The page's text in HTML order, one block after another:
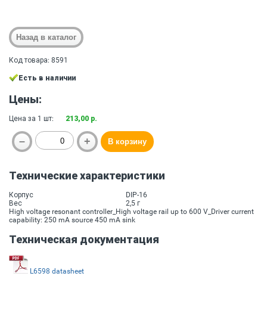
Код товара: 8591
Есть в наличии
Цены:
Цена за 1 шт: 213,00 р.
Технические характеристики
Корпус
DIP-16
Вес
2,5 г
High voltage resonant controller_High voltage rail up to 600 V_Driver current
capability: 250 mA source 450 mA sink
Техническая документация
L6598 datasheet